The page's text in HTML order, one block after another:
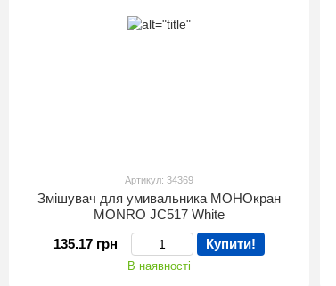
Артикул: 34369
Змішувач для умивальника МОНОкран
MONRO JC517 White
135.17 грн
Купити!
В наявності